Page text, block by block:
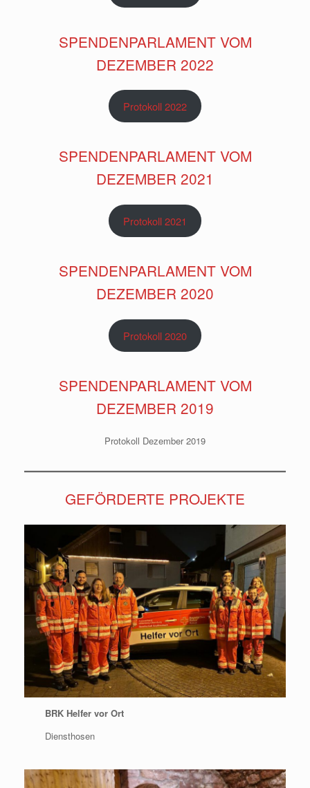
SPENDENPARLAMENT VOM
DEZEMBER 2022
Protokoll 2022
SPENDENPARLAMENT VOM
DEZEMBER 2021
Protokoll 2021
SPENDENPARLAMENT VOM
DEZEMBER 2020
Protokoll 2020
SPENDENPARLAMENT VOM
DEZEMBER 2019
Protokoll Dezember 2019
GEFÖRDERTE PROJEKTE
BRK Helfer vor Ort
Diensthosen